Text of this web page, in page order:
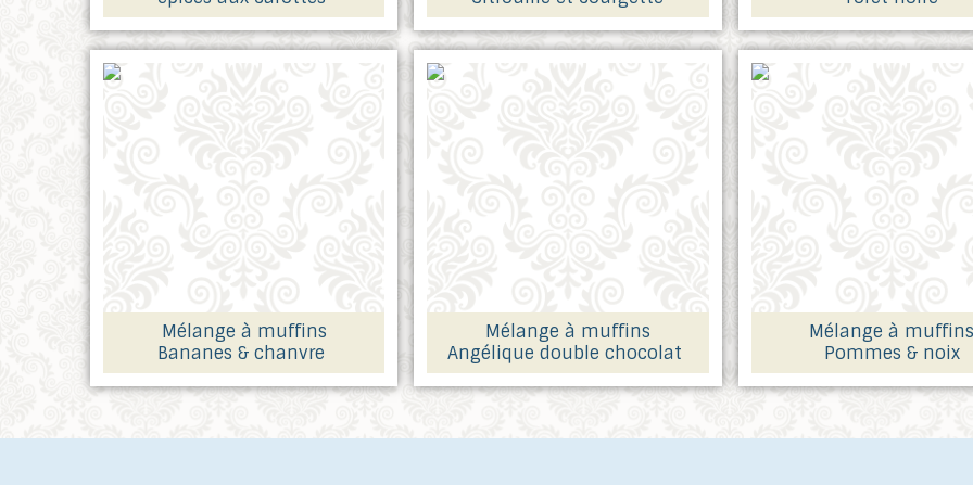
Mélange à muffins
Bananes & chanvre
Mélange à muffins
Angélique double chocolat
Mélange à muffins
Pommes & noix